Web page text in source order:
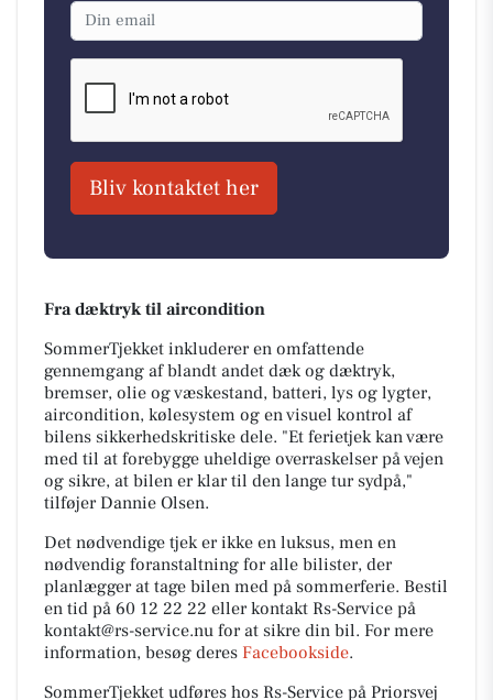
Bliv kontaktet her
Fra dæktryk til aircondition
SommerTjekket inkluderer en omfattende
gennemgang af blandt andet dæk og dæktryk,
bremser, olie og væskestand, batteri, lys og lygter,
aircondition, kølesystem og en visuel kontrol af
bilens sikkerhedskritiske dele. "Et ferietjek kan være
med til at forebygge uheldige overraskelser på vejen
og sikre, at bilen er klar til den lange tur sydpå,"
tilføjer Dannie Olsen.
Det nødvendige tjek er ikke en luksus, men en
nødvendig foranstaltning for alle bilister, der
planlægger at tage bilen med på sommerferie. Bestil
en tid på 60 12 22 22 eller kontakt Rs-Service på
kontakt@rs-service.nu for at sikre din bil. For mere
information, besøg deres Facebookside.
SommerTjekket udføres hos Rs-Service på Priorsvej